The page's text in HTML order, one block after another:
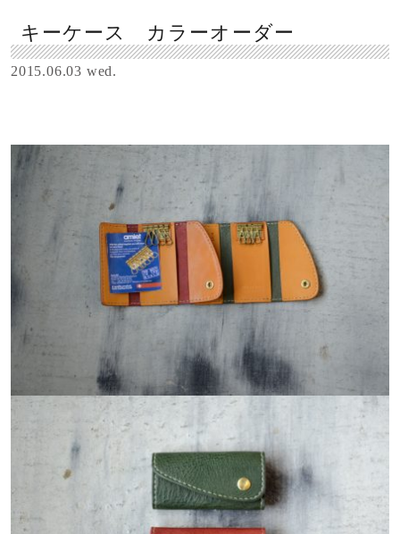
キーケース カラーオーダー
2015.06.03 wed.